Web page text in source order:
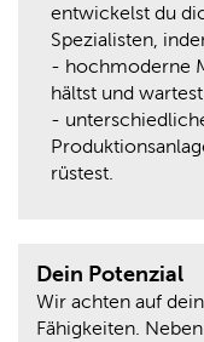
entwickelst du
Spezialisten,
- hochmoderne
hältst und wartest.
-
rüstest.
Dein Potenzial
Wir achten auf
Fähigkeiten.